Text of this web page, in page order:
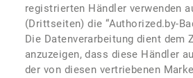
registrierten Händler verwenden
(Drittseiten) die “Authorized.by-
Die Datenverarbeitung dient dem
anzuzeigen, dass diese Händler
der von diesen vertriebenen